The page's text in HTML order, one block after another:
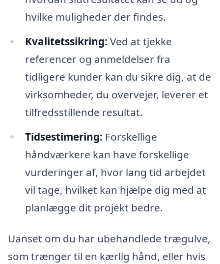
hvilke muligheder der findes.
Kvalitetssikring: Ved at tjekke
referencer og anmeldelser fra
tidligere kunder kan du sikre dig, at de
virksomheder, du overvejer, leverer et
tilfredsstillende resultat.
Tidsestimering: Forskellige
håndværkere kan have forskellige
vurderinger af, hvor lang tid arbejdet
vil tage, hvilket kan hjælpe dig med at
planlægge dit projekt bedre.
Uanset om du har ubehandlede trægulve,
som trænger til en kærlig hånd, eller hvis